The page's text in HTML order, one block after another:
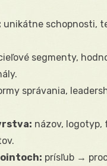
unikátne schopnosti,
segmenty,
správania,
názov,
prísľub →